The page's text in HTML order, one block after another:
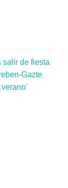
salir de fiesta
Gazte